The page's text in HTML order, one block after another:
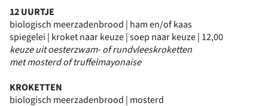
12 UURTJE
biologisch meerzadenbrood | ham en/of kaas
spiegelei | kroket naar keuze | soep naar keuze | 12,00
keuze uit oesterzwam- of rundvleeskroketten
met mosterd oftruffelmayonaise
KROKETTEN
biologisch meerzadenbrood | mosterd